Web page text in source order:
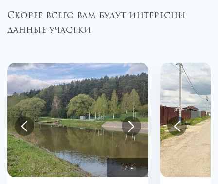
Скорее всего вам будут интересны
данные участки
1/12